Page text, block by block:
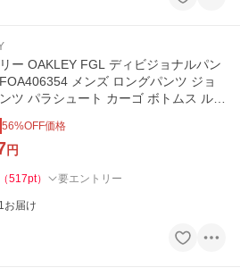
ー OAKLEY FGL ディビジョナルパン
メンズ ロングパンツ ジョ
ツ パラシュート カーゴ ボトムス ルー
ッチ パンツ
56%OFF価格
円
（517pt） 要エントリー
お届け